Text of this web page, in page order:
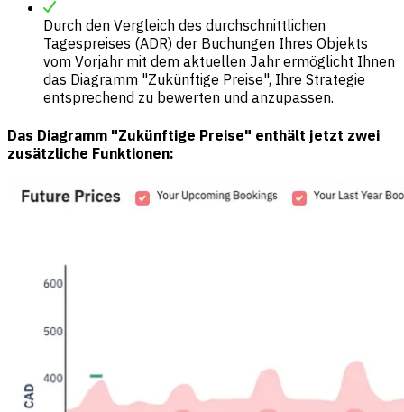
Durch den Vergleich des durchschnittlichen
Tagespreises (ADR) der Buchungen Ihres Objekts
vom Vorjahr mit dem aktuellen Jahr ermöglicht Ihnen
das Diagramm "Zukünftige Preise", Ihre Strategie
entsprechend zu bewerten und anzupassen.
Das Diagramm "Zukünftige Preise" enthält jetzt zwei
zusätzliche Funktionen: